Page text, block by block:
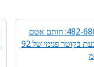
482-6801: חותם אטם
טבעת בקוטר פנימי של 92